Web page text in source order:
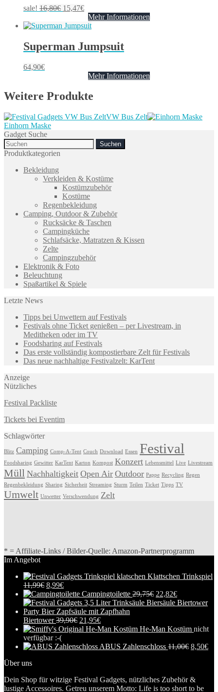
sale! 16,80€ 15,47€
Mehr Informationen
Superman Jumpsuit
64,90€
Mehr Informationen
Weitere Produkte
VW Bus Zelt
Einhorn Maske
Gadget Suche
Search
for:
Produktkategorien
Bekleidung
Verkleiden & Kostüme
Kostümzubehör
Kostüme
Regenbekleidung
Camping, Outdoor & Zubehör
Rucksäcke & Taschen
Campingküche
Schlafsäcke, Matratzen & Kissen
Zelte
Campingzubehör
Elektronik & Foto
Beleuchtung
Spaßartikel & Spiele
Letzte News
Tipps bei Unwettern auf Festivals
Festivals ohne Ticket genießen – per Livestream, in
Meditheken oder im TV
Foodsharing auf Festivals
Das erste vollständig kompostierbare Zelt für Festivals
Das neue nachhaltige Festivalzelt: KarTent
Anzeige
Nützliches
Festival Packliste
Tickets bei Eventim
Schlagwörter
Blitz Camping Comp-A-Tent Couch Download Essen Festival
Foodsharing Gewitter KarTent Karton Kompost Konzert Lebensmittel Live Livestream
Müll Nachhaltigkeit Open Air Outdoor Pappe Recycling Regen
Regenbekleidung Sharing Sicherheit Streaming Sturm Teilen Ticket Tipps TV
Umwelt Unwetter Verschwendung Zelt
* = Affiliate-Links / Bilder-Quelle: Amazon-Partnerprogramm
Im Angebot
Klattschen Trinkspiel
11,99€ 8,99€
Campingtoilette 29,75€ 22,82€
Biertower 39,90€ 21,95€
He-Man Kostüm nicht
verfügbar :-(
ABUS Zahlenschloss 11,00€ 8,50€
Über uns
Dein Shop für witzige Festival Gadgets, nützliches Zubehör &
lustige Accessoires. Getreu unserem Motto: Life is too short to be